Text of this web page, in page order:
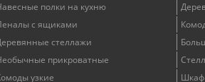
полки на кухню
с ящиками
стеллажи
прикроватные
узкие